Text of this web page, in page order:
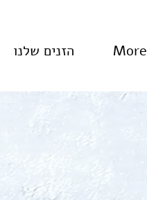
הזנים שלנו More